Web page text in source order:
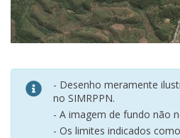
Relevo
(IBGE)
- Desenho meramente
no SIMRPPN.
- A imagem de fundo não
- Os limites indicados